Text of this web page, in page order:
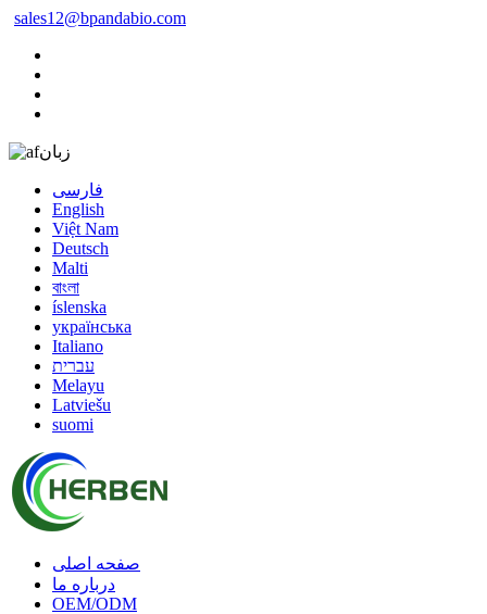
sales12@bpandabio.com
زبان
فارسی
English
Việt Nam
Deutsch
Malti
বাংলা
íslenska
українська
Italiano
עברית
Melayu
Latviešu
suomi
صفحه اصلی
درباره ما
OEM/ODM